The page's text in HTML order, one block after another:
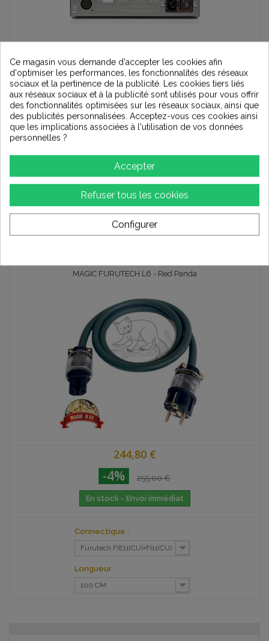
1 050,00 €
-40,00 € 1 090,00 €
En stock - Envoi immédiat
Argent
MAGIC FURUTECH L6 - Red Panda
244,80 €
-4% 255,00 €
En stock - Envoi immédiat
Connectique :
Furutech FIE11(CU)+FI11(CU)
Longueur :
100 CM
Ce magasin vous demande d'accepter les cookies afin
d'optimiser les performances, les fonctionnalités des réseaux
sociaux et la pertinence de la publicité. Les cookies tiers liés
aux réseaux sociaux et à la publicité sont utilisés pour vous offrir
des fonctionnalités optimisées sur les réseaux sociaux, ainsi que
des publicités personnalisées. Acceptez-vous ces cookies ainsi
que les implications associées à l'utilisation de vos données
personnelles ?
Accepter
Refuser tous les cookies
Configurer